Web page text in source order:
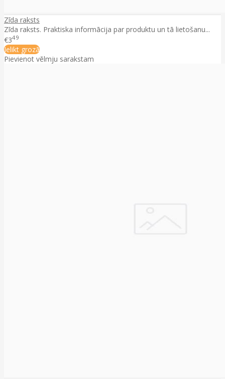
Zīda raksts
Zīda raksts. Praktiska informācija par produktu un tā lietošanu...
€349
Ielikt grozā
Pievienot vēlmju sarakstam